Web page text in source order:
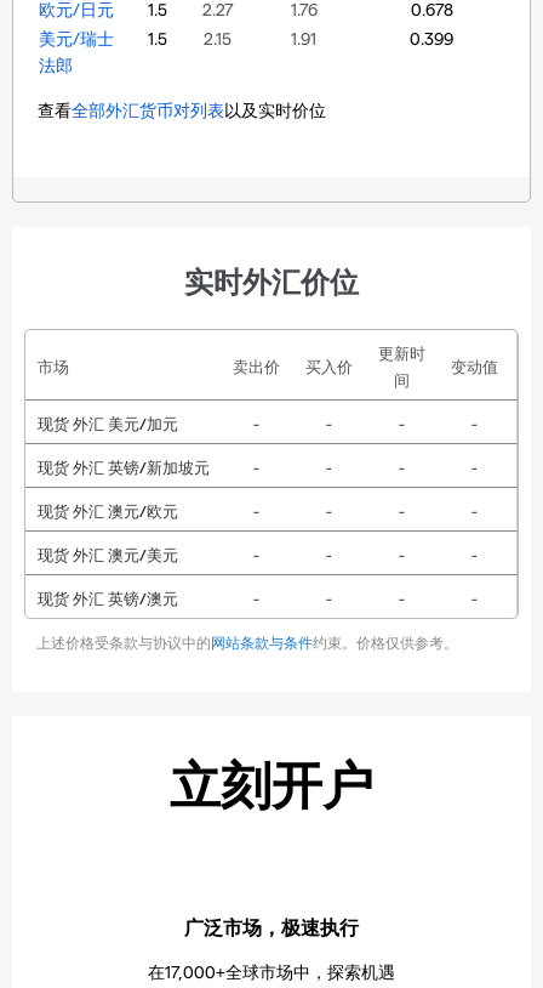
欧元/日元
1.5 2.27 1.76
0.678
美元/瑞士
法郎
1.5 2.15 1.91 0.399
查看全部外汇货币对列表以及实时价位
实时外汇价位
市场 卖出价 买入价
更新时
间
变动值
现货 外汇 美元/加元 - - - -
现货 外汇 英镑/新加坡元 - - - -
现货 外汇 澳元/欧元 - - - -
现货 外汇 澳元/美元 - - - -
现货 外汇 英镑/澳元 - - - -
上述价格受条款与协议中的网站条款与条件约束。价格仅供参考。
立刻开户
广泛市场，极速执行
在17,000+全球市场中，探索机遇